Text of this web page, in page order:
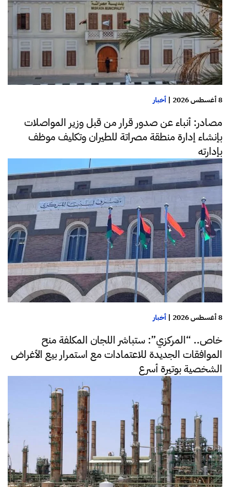
8 أغسطس 2026 | أخبار
مصادر: أنباء عن صدور قرار من قبل وزير المواصلات
بإنشاء إدارة منطقة مصراتة للطيران وتكليف موظف
بإدارته
8 أغسطس 2026 | أخبار
خاص.. “المركزي”: ستباشر اللجان المكلفة منح
الموافقات الجديدة للاعتمادات مع استمرار بيع الأغراض
الشخصية بوتيرة أسرع